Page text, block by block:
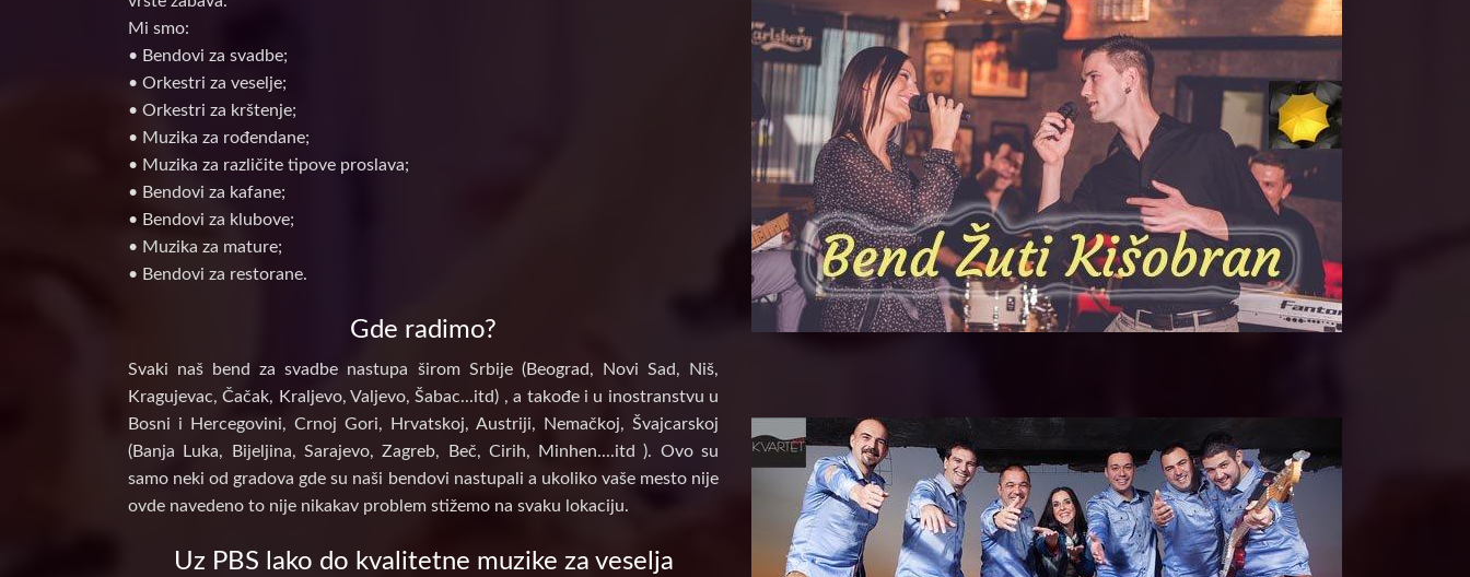
Mi smo:
• Bendovi za svadbe;
• Orkestri za veselje;
• Orkestri za krštenje;
• Muzika za rođendane;
• Muzika za različite tipove proslava;
• Bendovi za kafane;
• Bendovi za klubove;
• Muzika za mature;
• Bendovi za restorane.
Gde radimo?
Svaki naš bend za svadbe nastupa širom Srbije (Beograd, Novi Sad, Niš,
Kragujevac, Čačak, Kraljevo, Valjevo, Šabac...itd) , a takođe i u inostranstvu u
Bosni i Hercegovini, Crnoj Gori, Hrvatskoj, Austriji, Nemačkoj, Švajcarskoj
(Banja Luka, Bijeljina, Sarajevo, Zagreb, Beč, Cirih, Minhen....itd ). Ovo su
samo neki od gradova gde su naši bendovi nastupali a ukoliko vaše mesto nije
ovde navedeno to nije nikakav problem stižemo na svaku lokaciju.
Uz PBS lako do kvalitetne muzike za veselja